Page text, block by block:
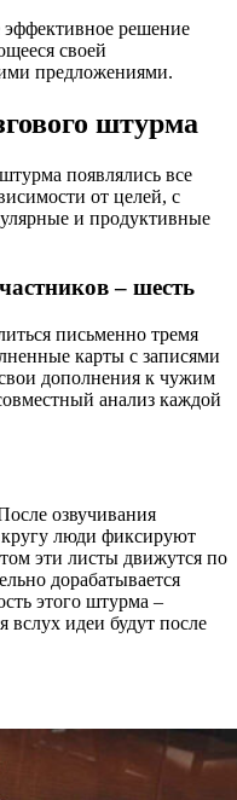
эффективное решение
своей
предложениями.
штурма
появлялись все
от целей, с
и продуктивные
– шесть
письменно тремя
карты с записями
дополнения к чужим
анализ каждой
озвучивания
люди фиксируют
эти листы движутся по
дорабатывается
этого штурма –
вслух идеи будут после